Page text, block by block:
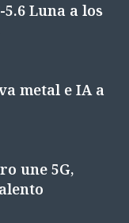
5.6 Luna a los
metal e IA a
une 5G,